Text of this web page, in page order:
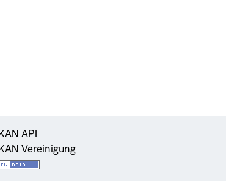
API
Vereinigung